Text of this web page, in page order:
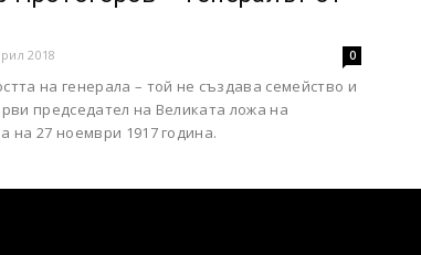
2018 0
на генерала – той не създава семейство и
председател на Великата ложа на
на 27 ноември 1917 година.